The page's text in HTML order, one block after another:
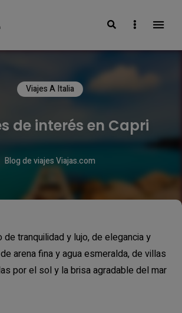
SearchSidebar
Viajes A Italia
de interés en Capri
Blog de viajes Viajas.com
de tranquilidad y lujo, de elegancia y
arena fina y agua esmeralda, de villas
por el sol y la brisa agradable del mar